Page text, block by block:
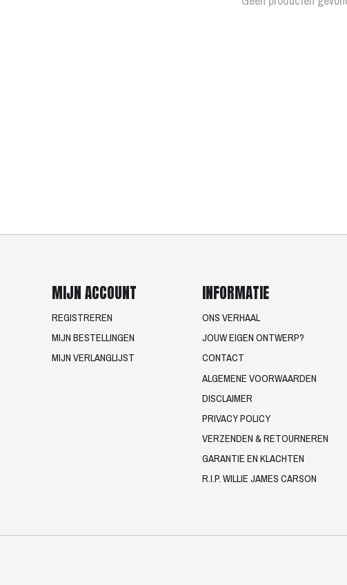
MIJN ACCOUNT
REGISTREREN
MIJN BESTELLINGEN
MIJN VERLANGLIJST
INFORMATIE
ONS VERHAAL
JOUW EIGEN ONTWERP?
CONTACT
ALGEMENE VOORWAARDEN
DISCLAIMER
PRIVACY POLICY
VERZENDEN & RETOURNEREN
GARANTIE EN KLACHTEN
R.I.P. WILLIE JAMES CARSON